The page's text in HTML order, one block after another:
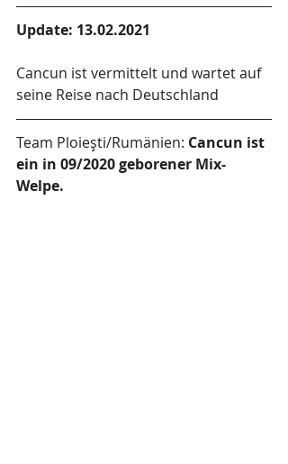
Update: 13.02.2021
Cancun ist vermittelt und wartet auf
seine Reise nach Deutschland
Team Ploieşti/Rumänien: Cancun ist
ein in 09/2020 geborener Mix-
Welpe.